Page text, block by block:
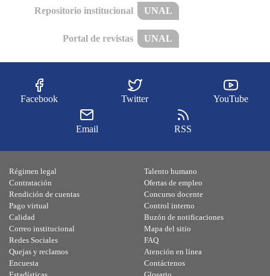
Repositorio institucional UNAL
Portal de revistas UNAL
Facebook Twitter YouTube
Email RSS
Régimen legal
Contratación
Rendición de cuentas
Pago virtual
Calidad
Talento humano
Ofertas de empleo
Concurso docente
Control interno
Buzón de notificaciones
Correo institucional
Redes Sociales
Quejas y reclamos
Encuesta
Mapa del sitio
FAQ
Atención en línea
Contáctenos